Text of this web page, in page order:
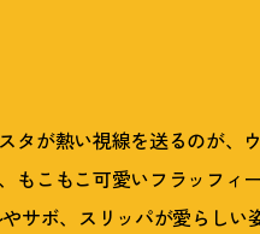
タが熱い視線を送るのが、
もこもこ可愛いフラッフィ
サボ、スリッパが愛らし